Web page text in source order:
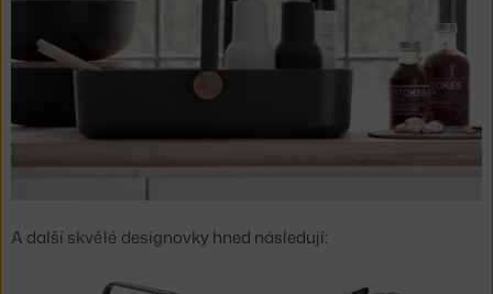
A další skvělé designovky hned následují: